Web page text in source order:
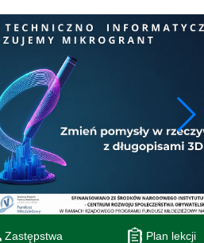
Zastępstwa Plan lekcji